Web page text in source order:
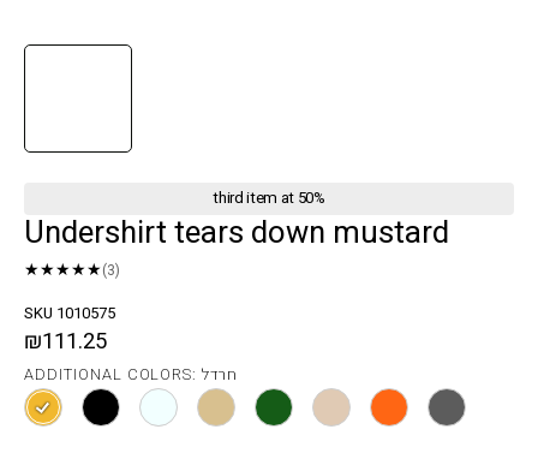
third item at 50%
Undershirt tears down mustard
★★★★★(3)
SKU 1010575
₪111.25
ADDITIONAL COLORS: חרדל